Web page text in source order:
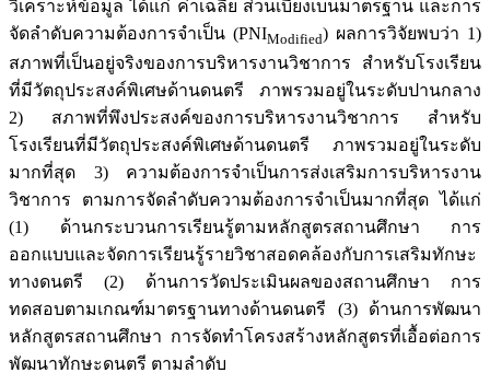
วิเคราะห์ข้อมูล ได้แก่ ค่าเฉลี่ย ส่วนเบี่ยงเบนมาตรฐาน และการ
จัดลำดับความต้องการจำเป็น (PNIModified) ผลการวิจัยพบว่า 1)
สภาพที่เป็นอยู่จริงของการบริหารงานวิชาการ สำหรับโรงเรียน
ที่มีวัตถุประสงค์พิเศษด้านดนตรี ภาพรวมอยู่ในระดับปานกลาง
2) สภาพที่พึงประสงค์ของการบริหารงานวิชาการ สำหรับ
โรงเรียนที่มีวัตถุประสงค์พิเศษด้านดนตรี ภาพรวมอยู่ในระดับ
มากที่สุด 3) ความต้องการจำเป็นการส่งเสริมการบริหารงาน
วิชาการ ตามการจัดลำดับความต้องการจำเป็นมากที่สุด ได้แก่
(1) ด้านกระบวนการเรียนรู้ตามหลักสูตรสถานศึกษา การ
ออกแบบและจัดการเรียนรู้รายวิชาสอดคล้องกับการเสริมทักษะ
ทางดนตรี (2) ด้านการวัดประเมินผลของสถานศึกษา การ
ทดสอบตามเกณฑ์มาตรฐานทางด้านดนตรี (3) ด้านการพัฒนา
หลักสูตรสถานศึกษา การจัดทำโครงสร้างหลักสูตรที่เอื้อต่อการ
พัฒนาทักษะดนตรี ตามลำดับ